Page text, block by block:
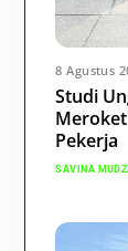
8 Agustus
Studi
Pekerja
SAVINA